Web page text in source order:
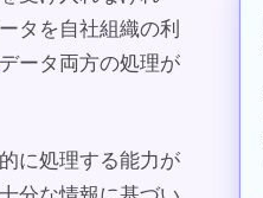
タを自社組織の利
データ両方の処理が
に処理する能力が